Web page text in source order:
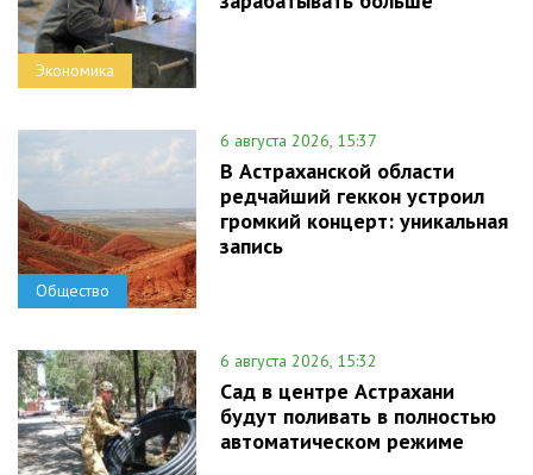
Экономика
Общество
6 августа 2026, 15:37
В Астраханской области
редчайший геккон устроил
громкий концерт: уникальная
запись
6 августа 2026, 15:32
Сад в центре Астрахани
будут поливать в полностью
автоматическом режиме